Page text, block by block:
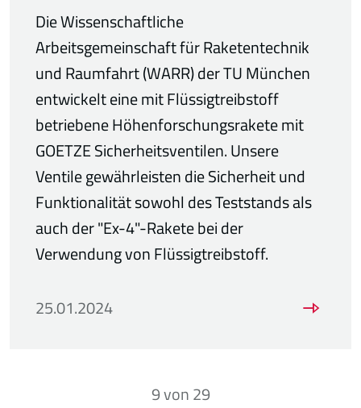
Die Wissenschaftliche
Arbeitsgemeinschaft für Raketentechnik
und Raumfahrt (WARR) der TU München
entwickelt eine mit Flüssigtreibstoff
betriebene Höhenforschungsrakete mit
GOETZE Sicherheitsventilen. Unsere
Ventile gewährleisten die Sicherheit und
Funktionalität sowohl des Teststands als
auch der "Ex-4"-Rakete bei der
Verwendung von Flüssigtreibstoff.
25.01.2024
9von29